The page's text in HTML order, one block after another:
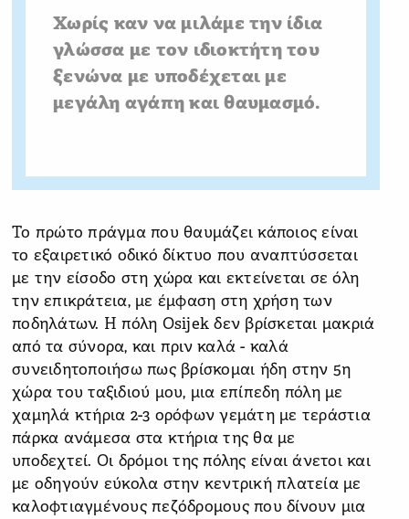
Χωρίς καν να μιλάμε την ίδια
γλώσσα με τον ιδιοκτήτη του
ξενώνα με υποδέχεται με
μεγάλη αγάπη και θαυμασμό.
Το πρώτο πράγμα που θαυμάζει κάποιος είναι
το εξαιρετικό οδικό δίκτυο που αναπτύσσεται
με την είσοδο στη χώρα και εκτείνεται σε όλη
την επικράτεια, με έμφαση στη χρήση των
ποδηλάτων. Η πόλη Osijek δεν βρίσκεται μακριά
από τα σύνορα, και πριν καλά - καλά
συνειδητοποιήσω πως βρίσκομαι ήδη στην 5η
χώρα του ταξιδιού μου, μια επίπεδη πόλη με
χαμηλά κτήρια 2-3 ορόφων γεμάτη με τεράστια
πάρκα ανάμεσα στα κτήρια της θα με
υποδεχτεί. Οι δρόμοι της πόλης είναι άνετοι και
με οδηγούν εύκολα στην κεντρική πλατεία με
καλοφτιαγμένους πεζόδρομους που δίνουν μια